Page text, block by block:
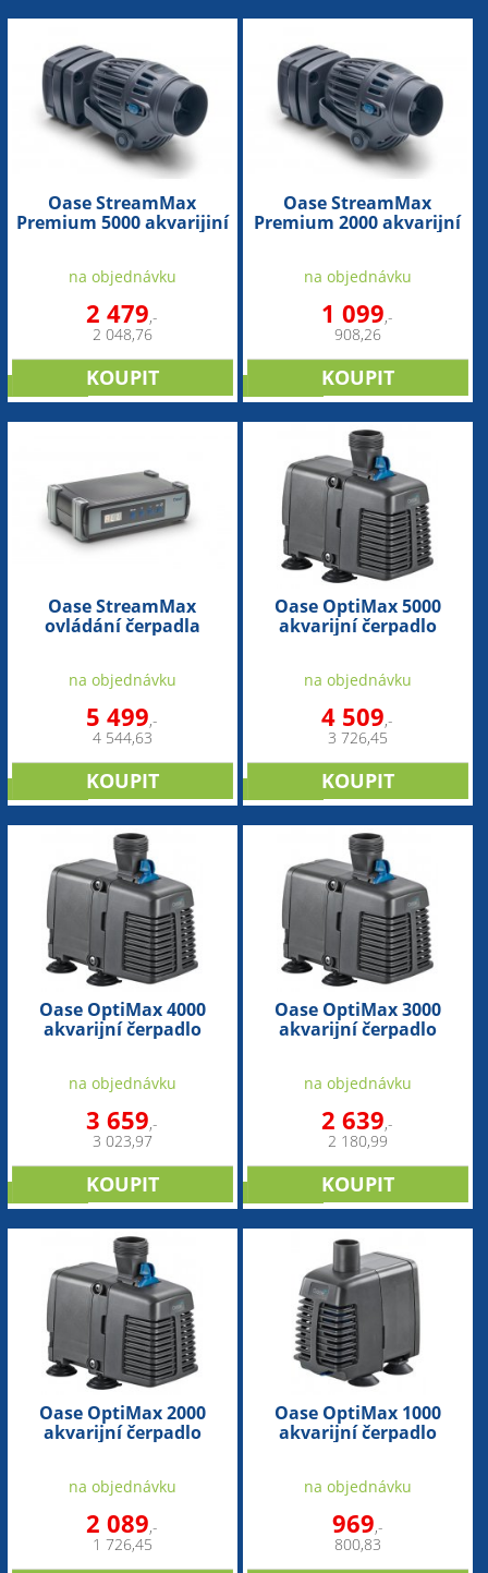
Oase StreamMax
Premium 5000 akvarijiní
na objednávku
2 479,-
2 048,76
Oase StreamMax
Premium 2000 akvarijní
na objednávku
1 099,-
908,26
Oase StreamMax
ovládání čerpadla
na objednávku
5 499,-
4 544,63
Oase OptiMax 5000
akvarijní čerpadlo
na objednávku
4 509,-
3 726,45
Oase OptiMax 4000
akvarijní čerpadlo
na objednávku
3 659,-
3 023,97
Oase OptiMax 3000
akvarijní čerpadlo
na objednávku
2 639,-
2 180,99
Oase OptiMax 2000
akvarijní čerpadlo
na objednávku
2 089,-
1 726,45
Oase OptiMax 1000
akvarijní čerpadlo
na objednávku
969,-
800,83